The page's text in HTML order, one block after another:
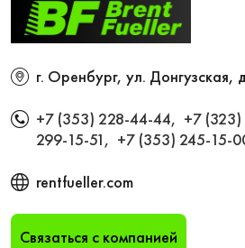
г. Оренбург, ул. Донгузская,
+7 (353) 228-44-44, +7
299-15-51, +7 (353) 245-15-
rentfueller.com
Связаться с компанией